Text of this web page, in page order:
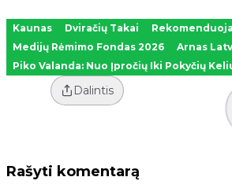
Kaunas Dviračių Takai
Medijų Rėmimo Fondas 2026
Arnas
Piko Valanda: Nuo Įpročių Iki Pokyčių
Dalintis
Rašyti komentarą